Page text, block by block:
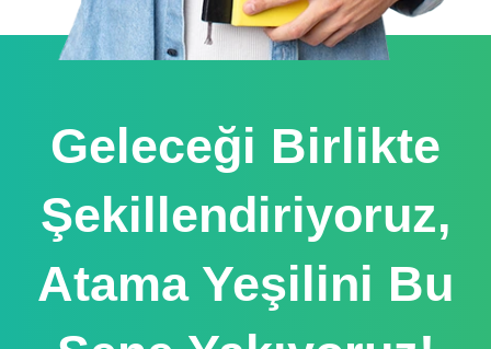
Geleceği Birlikte
Şekillendiriyoruz,
Atama Yeşilini Bu